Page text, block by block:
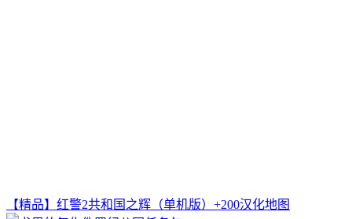
【精品】红警2共和国之辉（单机版）+200汉化地图